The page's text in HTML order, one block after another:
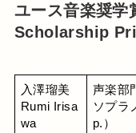
ユース音楽奨
Scholarship
入澤瑠美
Rumi Irisa
wa
声楽部
ソプラ
p.）